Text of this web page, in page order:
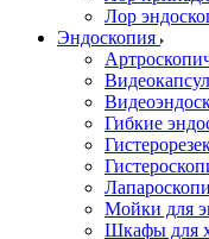
Лор
Эндоскопия
Гибкие
Мойки для
Шкафы для